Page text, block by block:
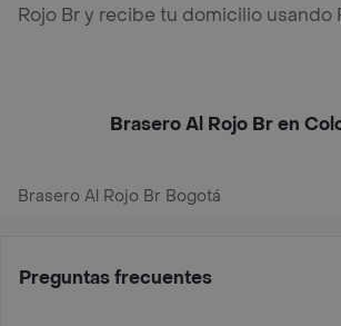
Rojo Br y recibe tu domicilio usando
Brasero Al Rojo Br en
Brasero Al Rojo Br Bogotá
Preguntas frecuentes